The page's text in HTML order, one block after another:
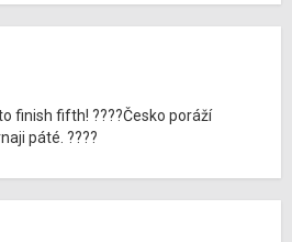
finish fifth! ????Česko poráží
páté. ????